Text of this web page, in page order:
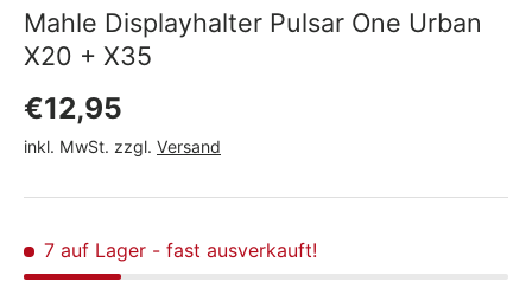
Mahle Displayhalter Pulsar One Urban
X20 + X35
Normaler Preis
€12,95
inkl. MwSt. zzgl. Versand
7 auf Lager - fast ausverkauft!